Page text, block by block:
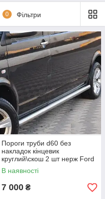
0 Фільтри
Пороги труби d60 без
накладок кінцевик
круглий\скош 2 шт нерж Ford
Galaxy 2015-
В наявності
7 000 ₴